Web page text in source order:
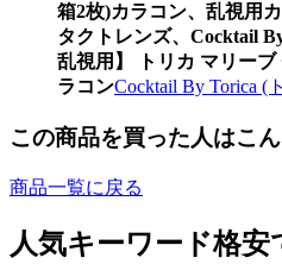
箱2枚)カラコン、乱視用
タクトレンズ、Cocktail
乱視用】 トリカ マリー
ラコンCocktail By Torica (
この商品を買った人はこ
商品一覧に戻る
人気キーワード格安